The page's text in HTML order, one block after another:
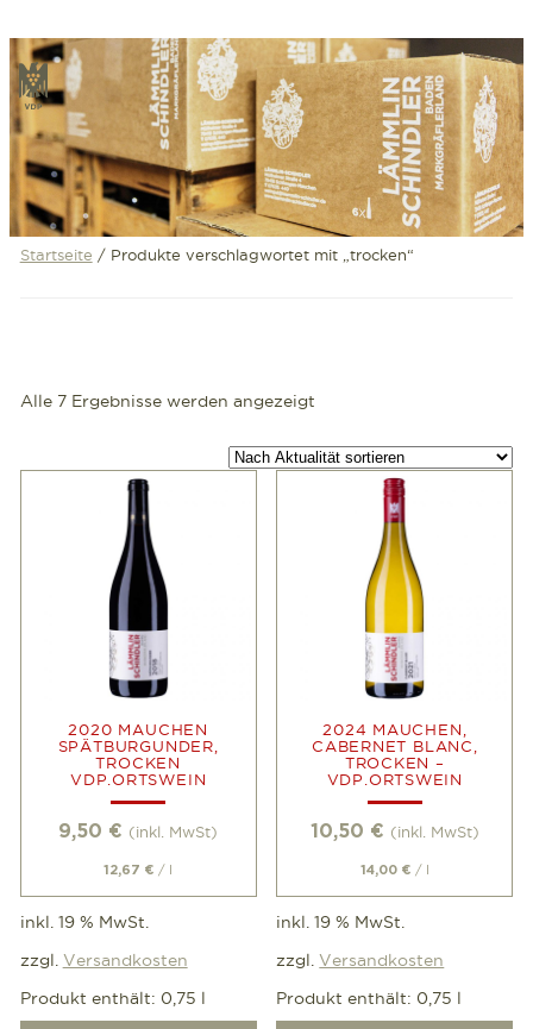
Inhalt
springen
VDP
Startseite / Produkte verschlagwortet mit „trocken“
Alle 7 Ergebnisse werden angezeigtNach
sortiert
2020 MAUCHEN
SPÄTBURGUNDER,
TROCKEN
VDP.ORTSWEIN
9,50 € (inkl. MwSt)
12,67 € /
inkl. 19 % MwSt.
zzgl. Versandkosten
Produkt enthält: 0,75 l
2024 MAUCHEN,
CABERNET BLANC,
TROCKEN –
VDP.ORTSWEIN
10,50 € (inkl. MwSt)
14,00 € /
inkl. 19 % MwSt.
zzgl.Versandkosten
Produkt enthält: 0,75 l